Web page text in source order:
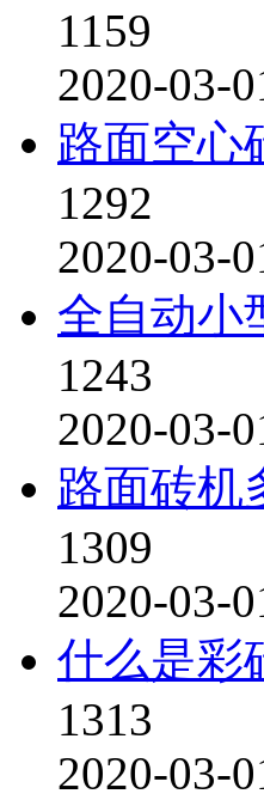
1159
2020-03-
路面空心
1292
2020-03-
全自动小
1243
2020-03-
路面砖机
1309
2020-03-
什么是彩
1313
2020-03-